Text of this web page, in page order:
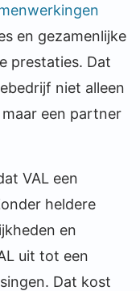
en gezamenlijke
prestaties. Dat
niet alleen
een partner
VAL een
heldere
en
uit tot een
Dat kost